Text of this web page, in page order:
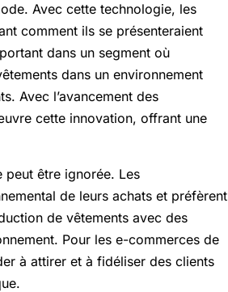
Avec cette technologie, les
comment ils se présenteraient
dans un segment où
dans un environnement
Avec l’avancement des
cette innovation, offrant une
peut être ignorée. Les
de leurs achats et préfèrent
de vêtements avec des
Pour les e-commerces de
à attirer et à fidéliser des clients